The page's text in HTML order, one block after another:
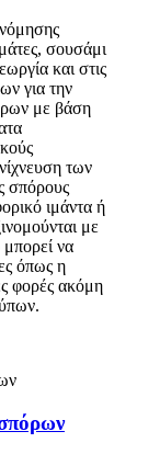
σουσάμι
και στις
για την
με βάση
των
σπόρους
ιμάντα ή
με
να
όπως η
φορές ακόμη